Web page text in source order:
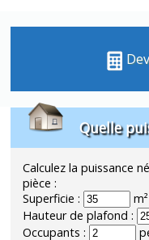
Quelle
Calculez la puissance
pièce :
Superficie :
m²
Hauteur de plafond :
Occupants :